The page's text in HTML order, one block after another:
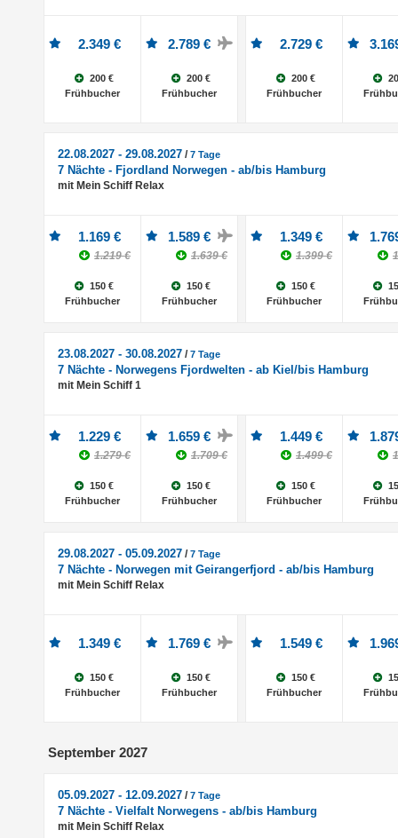
2.349 €
200 €
Frühbucher
2.789 €
200 €
Frühbucher
2.729 €
200 €
Frühbucher
22.08.2027 - 29.08.2027 /7 Tage
7 Nächte - Fjordland Norwegen - ab/bis Hamburg
mit Mein Schiff Relax
1.169 €
1.219 €
150 €
Frühbucher
1.589 €
1.639 €
150 €
Frühbucher
1.349 €
1.399 €
150 €
Frühbucher
23.08.2027 - 30.08.2027 /7 Tage
7 Nächte - Norwegens Fjordwelten - ab Kiel/bis Hamburg
mit Mein Schiff 1
1.229 €
1.279 €
150 €
Frühbucher
1.659 €
1.709 €
150 €
Frühbucher
1.449 €
1.499 €
150 €
Frühbucher
29.08.2027 - 05.09.2027 /7 Tage
7 Nächte - Norwegen mit Geirangerfjord - ab/bis Hamburg
mit Mein Schiff Relax
1.349 €
150 €
Frühbucher
1.769 €
150 €
Frühbucher
1.549 €
150 €
Frühbucher
September 2027
05.09.2027 - 12.09.2027 /7 Tage
7 Nächte - Vielfalt Norwegens - ab/bis Hamburg
mit Mein Schiff Relax